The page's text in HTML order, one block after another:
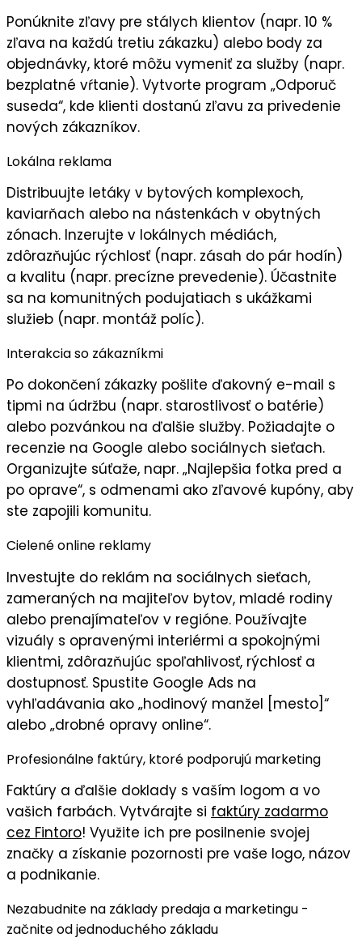
Ponúknite zľavy pre stálych klientov (napr. 10 %
zľava na každú tretiu zákazku) alebo body za
objednávky, ktoré môžu vymeniť za služby (napr.
bezplatné vŕtanie). Vytvorte program „Odporuč
suseda“, kde klienti dostanú zľavu za privedenie
nových zákazníkov.
Lokálna reklama
Distribuujte letáky v bytových komplexoch,
kaviarňach alebo na nástenkách v obytných
zónach. Inzerujte v lokálnych médiách,
zdôrazňujúc rýchlosť(napr. zásah do pár hodín)
a kvalitu (napr. precízne prevedenie). Účastnite
sa na komunitných podujatiach s ukážkami
služieb (napr. montáž políc).
Interakcia so zákazníkmi
Po dokončení zákazky pošlite ďakovný e-mail s
tipmi na údržbu (napr. starostlivosť o batérie)
alebo pozvánkou na ďalšie služby. Požiadajte o
recenzie na Google alebo sociálnych sieťach.
Organizujte súťaže, napr. „Najlepšia fotka pred a
po oprave“, s odmenami ako zľavové kupóny, aby
ste zapojili komunitu.
Cielené online reklamy
Investujte do reklám na sociálnych sieťach,
zameraných na majiteľov bytov, mladé rodiny
alebo prenajímateľov v regióne. Používajte
vizuály s opravenými interiérmi a spokojnými
klientmi, zdôrazňujúc spoľahlivosť, rýchlosťa
dostupnosť. Spustite Google Ads na
vyhľadávania ako „hodinový manžel [mesto]“
alebo „drobné opravy online“.
Profesionálne faktúry, ktoré podporujú marketing
Faktúry a ďalšie doklady s vaším logom a vo
vašich farbách. Vytvárajte si faktúry zadarmo
cez Fintoro! Využite ich pre posilnenie svojej
značky a získanie pozornosti pre vaše logo, názov
a podnikanie.
Nezabudnite na základy predaja a marketingu -
začnite od jednoduchého základu